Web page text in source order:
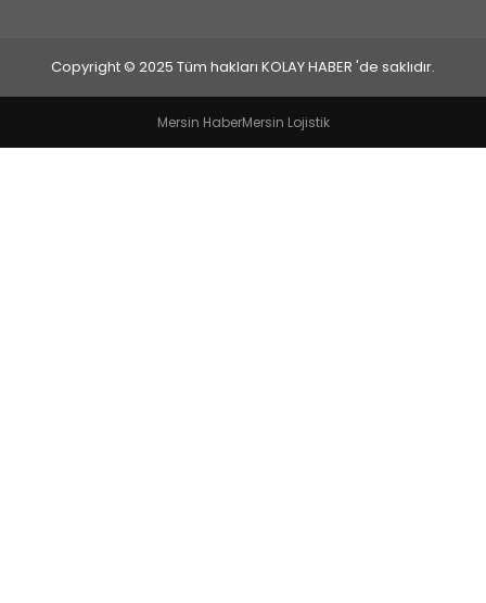
Copyright © 2025 Tüm hakları KOLAY HABER 'de saklıdır.
Mersin HaberMersin Lojistik